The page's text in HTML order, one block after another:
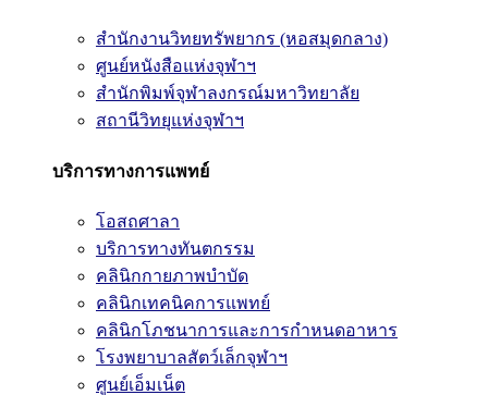
สำนักงานวิทยทรัพยากร (หอสมุดกลาง)
ศูนย์หนังสือแห่งจุฬาฯ
สำนักพิมพ์จุฬาลงกรณ์มหาวิทยาลัย
สถานีวิทยุแห่งจุฬาฯ
บริการทางการแพทย์
โอสถศาลา
บริการทางทันตกรรม
คลินิกกายภาพบำบัด
คลินิกเทคนิคการแพทย์
คลินิกโภชนาการและการกำหนดอาหาร
โรงพยาบาลสัตว์เล็กจุฬาฯ
ศูนย์เอ็มเน็ต